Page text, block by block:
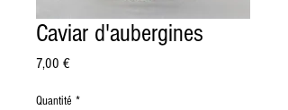
Caviar d'aubergines
7,00 €Prix
Quantité *